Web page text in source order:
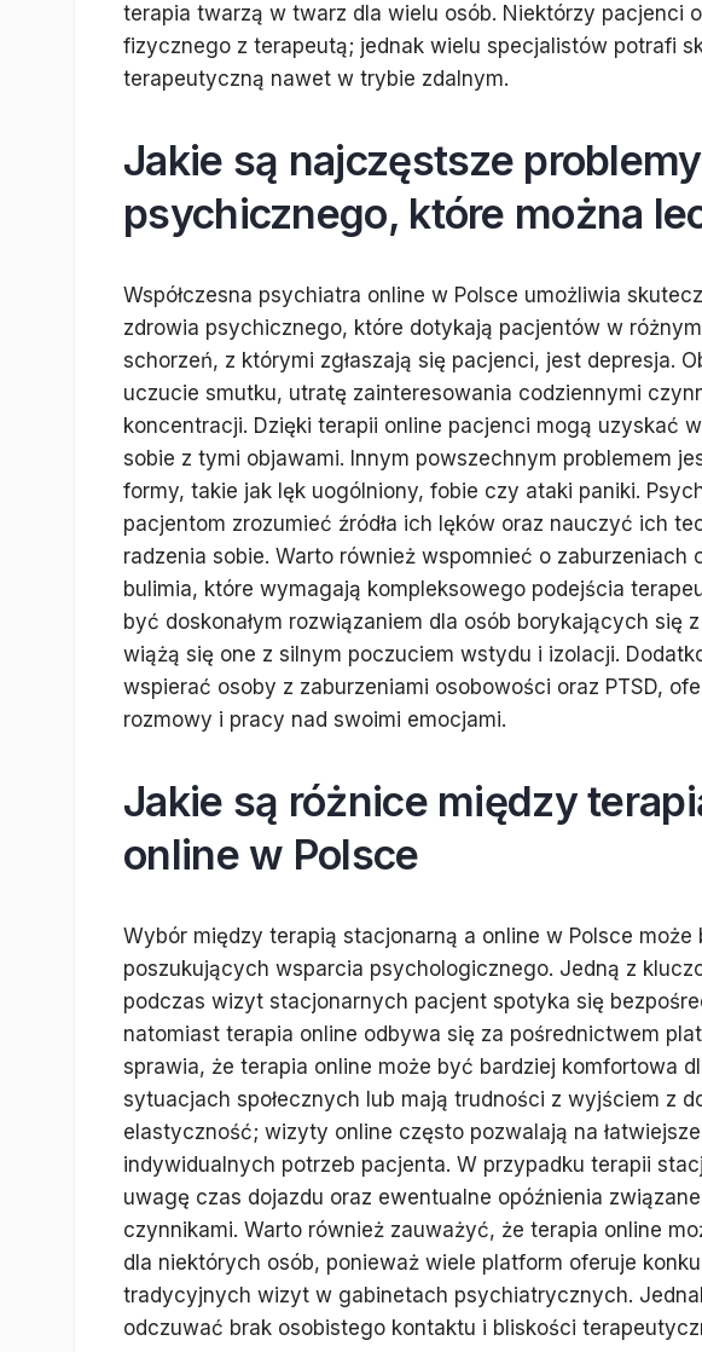
terapia twarzą w twarz dla wielu osób. Niektórzy pacjenci
fizycznego z terapeutą; jednak wielu specjalistów potrafi
terapeutyczną nawet w trybie zdalnym.
Jakie są najczęstsze
psychicznego, które można
Współczesna psychiatra online w Polsce umożliwia
zdrowia psychicznego, które dotykają pacjentów w
schorzeń, z którymi zgłaszają się pacjenci, jest depresja.
uczucie smutku, utratę zainteresowania codziennymi
koncentracji. Dzięki terapii online pacjenci mogą uzyskać
sobie z tymi objawami. Innym powszechnym problemem
formy, takie jak lęk uogólniony, fobie czy ataki paniki.
pacjentom zrozumieć źródła ich lęków oraz nauczyć ich
radzenia sobie. Warto również wspomnieć o
bulimia, które wymagają kompleksowego podejścia
być doskonałym rozwiązaniem dla osób borykających się
wiążą się one z silnym poczuciem wstydu i izolacji.
wspierać osoby z zaburzeniami osobowości oraz PTSD,
rozmowy i pracy nad swoimi emocjami.
Jakie są różnice między
online w Polsce
Wybór między terapią stacjonarną a online w Polsce
poszukujących wsparcia psychologicznego. Jedną z
podczas wizyt stacjonarnych pacjent spotyka się
natomiast terapia online odbywa się za pośrednictwem
sprawia, że terapia online może być bardziej komfortowa
sytuacjach społecznych lub mają trudności z wyjściem z
elastyczność; wizyty online często pozwalają na
indywidualnych potrzeb pacjenta. W przypadku terapii
uwagę czas dojazdu oraz ewentualne opóźnienia
czynnikami. Warto również zauważyć, że terapia online
dla niektórych osób, ponieważ wiele platform oferuje
tradycyjnych wizyt w gabinetach psychiatrycznych.
odczuwać brak osobistego kontaktu i bliskości